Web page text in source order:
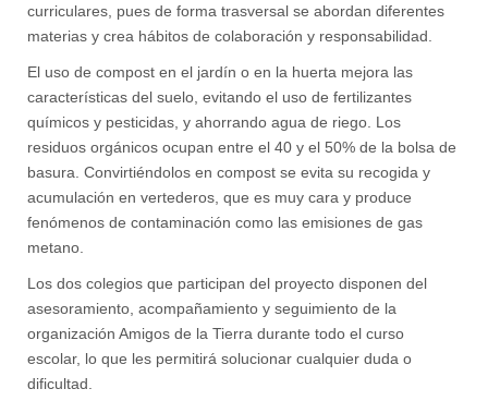
curriculares, pues de forma trasversal se abordan diferentes
materias y crea hábitos de colaboración y responsabilidad.
El uso de compost en el jardín o en la huerta mejora las
características del suelo, evitando el uso de fertilizantes
químicos y pesticidas, y ahorrando agua de riego. Los
residuos orgánicos ocupan entre el 40 y el 50% de la bolsa de
basura. Convirtiéndolos en compost se evita su recogida y
acumulación en vertederos, que es muy cara y produce
fenómenos de contaminación como las emisiones de gas
metano.
Los dos colegios que participan del proyecto disponen del
asesoramiento, acompañamiento y seguimiento de la
organización Amigos de la Tierra durante todo el curso
escolar, lo que les permitirá solucionar cualquier duda o
dificultad.